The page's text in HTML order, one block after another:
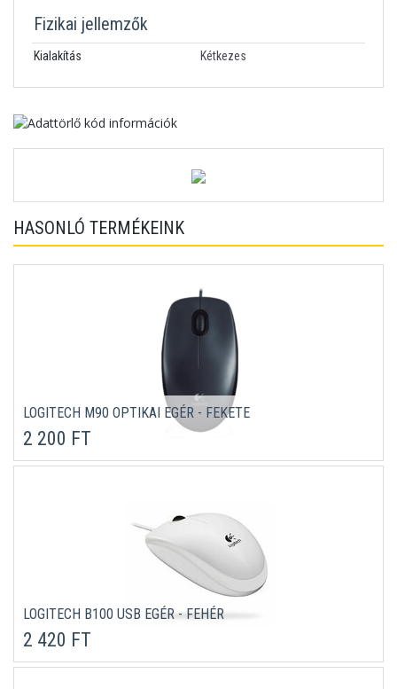
Fizikai jellemzők
Kialakítás Kétkezes
HASONLÓ TERMÉKEINK
LOGITECH M90 OPTIKAI EGÉR - FEKETE
2 200 FT
LOGITECH B100 USB EGÉR - FEHÉR
2 420 FT